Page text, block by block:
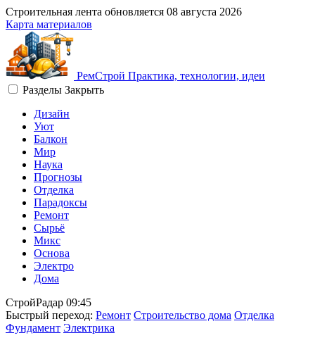
Строительная лента обновляется 08 августа 2026
Карта материалов
РемСтрой Практика, технологии, идеи
Разделы Закрыть
Дизайн
Уют
Балкон
Мир
Наука
Прогнозы
Отделка
Парадоксы
Ремонт
Сырьё
Микс
Основа
Электро
Дома
СтройРадар 09:45
Быстрый переход: Ремонт Строительство дома Отделка
Фундамент Электрика